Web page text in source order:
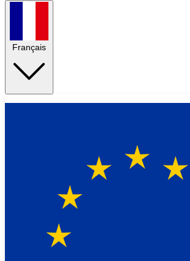
Français